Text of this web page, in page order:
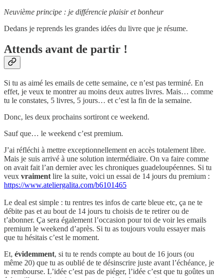
Neuvième principe : je différencie plaisir et bonheur
Dedans je reprends les grandes idées du livre que je résume.
Attends avant de partir !
Si tu as aimé les emails de cette semaine, ce n’est pas terminé. En
effet, je veux te montrer au moins deux autres livres. Mais… comme
tu le constates, 5 livres, 5 jours… et c’est la fin de la semaine.
Donc, les deux prochains sortiront ce weekend.
Sauf que… le weekend c’est premium.
J’ai réfléchi à mettre exceptionnellement en accès totalement libre.
Mais je suis arrivé à une solution intermédiaire. On va faire comme
on avait fait l’an dernier avec les chroniques guadeloupéennes. Si tu
veux vraiment lire la suite, voici un essai de 14 jours du premium :
https://www.ateliergalita.com/b6101465
Le deal est simple : tu rentres tes infos de carte bleue etc, ça ne te
débite pas et au bout de 14 jours tu choisis de te retirer ou de
t’abonner. Ça sera également l’occasion pour toi de voir les emails
premium le weekend d’après. Si tu as toujours voulu essayer mais
que tu hésitais c’est le moment.
Et, évidemment, si tu te rends compte au bout de 16 jours (ou
même 20) que tu as oublié de te désinscrire juste avant l’échéance, je
te rembourse. L’idée c’est pas de piéger, l’idée c’est que tu goûtes un